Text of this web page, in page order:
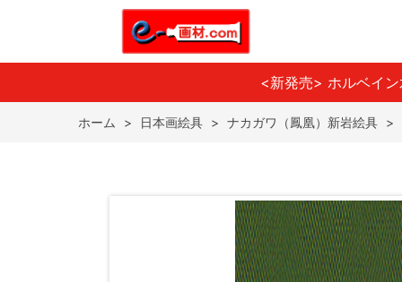
<新発売> ホルベイ
ホーム > 日本画絵具 > ナカガワ（鳳凰）新岩絵具 >